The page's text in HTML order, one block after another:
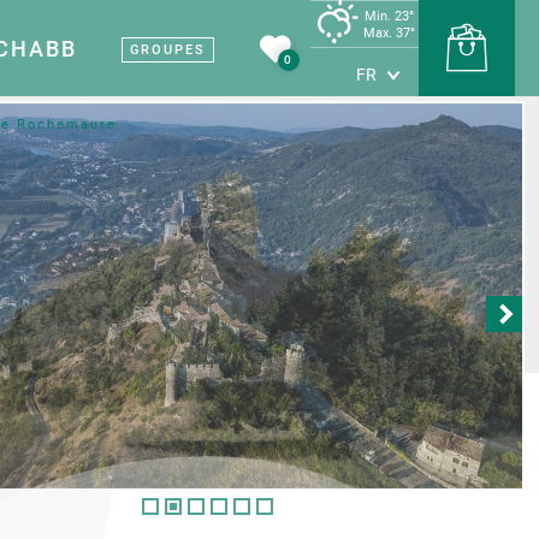
Terre de vin
Vignobles et
viticoles
savoureuses
et artisans
Sites et musées
Nos sites et musées
Patrimoine médiéval
Les grottes
Terre d’industrie
Carte touristique
GROUPES
0
Min. 23°
Max. 37°
FR
Rochemaure